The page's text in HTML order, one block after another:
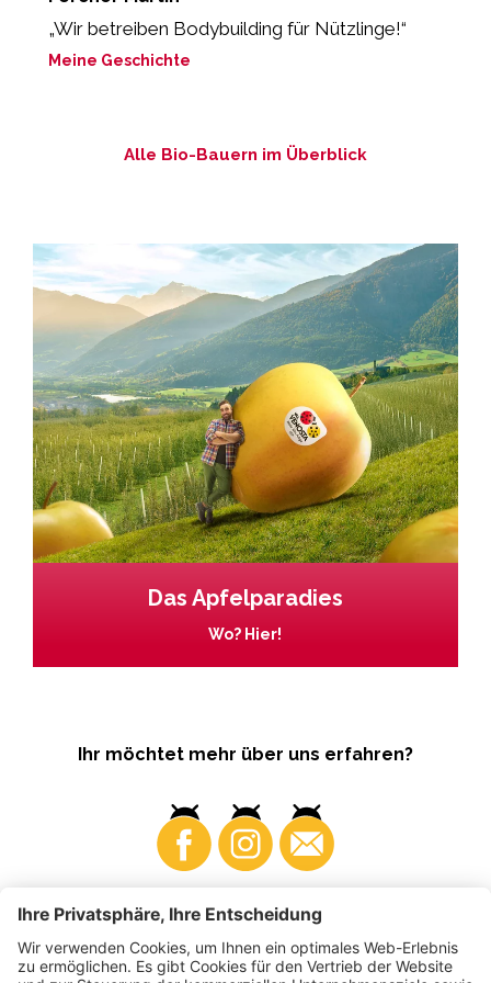
„Wir betreiben Bodybuilding für Nützlinge!“
Meine Geschichte
Alle Bio-Bauern im Überblick
Das Apfelparadies
Wo? Hier!
Ihr möchtet mehr über uns erfahren?
Business Produzenten